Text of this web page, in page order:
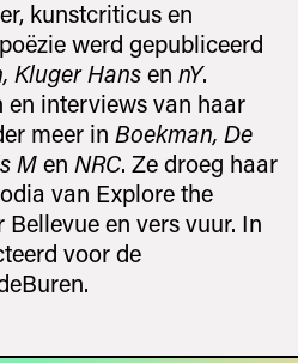
kunstcriticus en
werd gepubliceerd
Kluger Hansen nY.
en interviews van haar
meer in Boekman, De
Men NRC. Ze droeg haar
van Explore the
en vers vuur. In
voor de